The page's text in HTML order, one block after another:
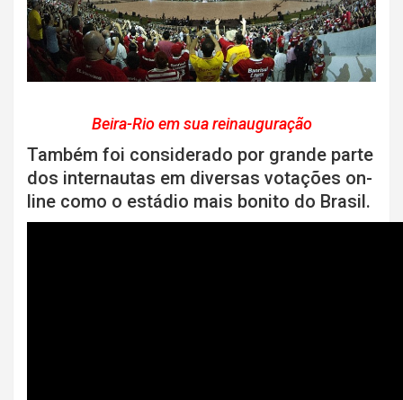
Beira-Rio em sua reinauguração
Também foi considerado por grande parte
dos internautas em diversas votações on-
line como o estádio mais bonito do Brasil.